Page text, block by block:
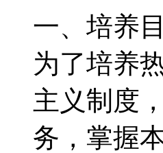
一、培养
为了培养
主义制度
务，掌握